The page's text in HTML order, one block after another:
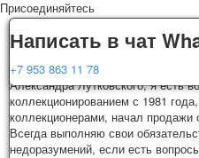
Доставка
Колоды, почтовые открытки
3-4 рабочих дней после оплаты.
карт отправляются в течении 7-8
России с треком отслеживания.
на момент покупки. По желанию
другими транспортными
Гарантия
Вы покупаете колоды игральных
Александра Лутковского, я есть
коллекционированием с 1981
коллекционерами, начал продажи
Всегда выполняю свои
недоразумений, если есть
Написать в чат
+7 953 863 11 78
Присоединяйтесь